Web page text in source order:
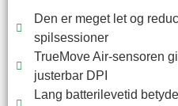
Den er meget let og
spilsessioner
TrueMove Air-sensoren
justerbar DPI
Lang batterilevetid